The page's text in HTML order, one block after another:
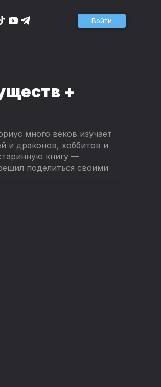
Войти
+
много веков изучает
и драконов, хоббитов и
книгу —
поделиться своими
но и семь